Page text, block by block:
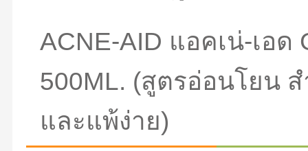
ACNE-AID แอคเน่-เอด
500ML. (สูตรอ่อนโยน
และแพ้ง่าย)